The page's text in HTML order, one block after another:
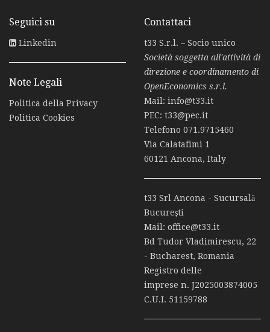
Seguici su
Linkedin
Note Legali
Politica della Privacy
Politica Cookies
Contattaci
t33 S.r.l. – Socio unico
Società soggetta all'attività di
direzione e coordinamento di
OpenEconomics s.r.l.
Mail: info@t33.it
PEC: t33@pec.it
Telefono 071.9715460
Via Calatafimi 1
60121 Ancona, Italy
t33 Srl Ancona - Sucursală
Bucureşti
Mail: office@t33.it
Bd Tudor Vladimirescu, 22
- Bucharest, Romania
Registro delle
imprese n. J2025003874005
C.U.I. 51159788